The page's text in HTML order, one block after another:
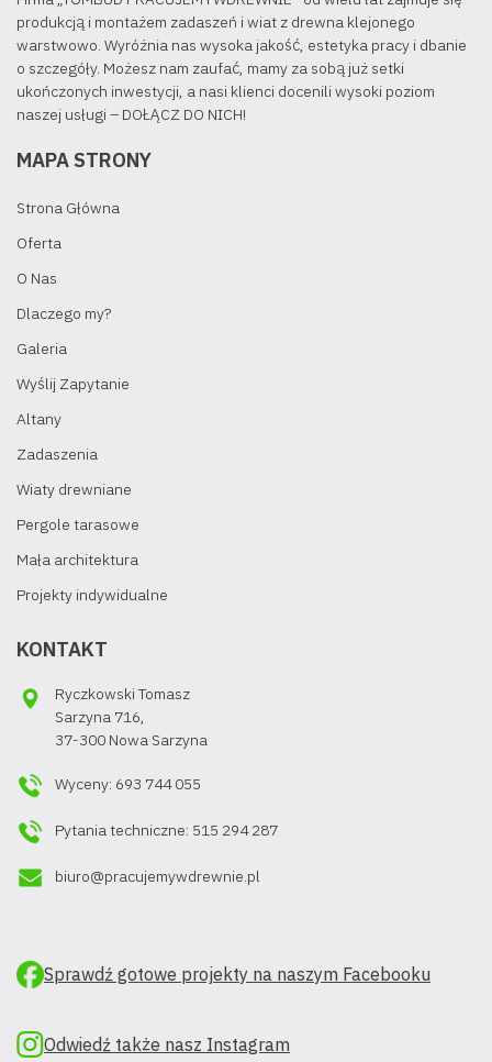
produkcją i montażem zadaszeń i wiat z drewna klejonego
warstwowo. Wyróżnia nas wysoka jakość, estetyka pracy i dbanie
o szczegóły. Możesz nam zaufać, mamy za sobą już setki
ukończonych inwestycji, a nasi klienci docenili wysoki poziom
naszej usługi – DOŁĄCZ DO NICH!
MAPA STRONY
Strona Główna
Oferta
O Nas
Dlaczego my?
Galeria
Wyślij Zapytanie
Altany
Zadaszenia
Wiaty drewniane
Pergole tarasowe
Mała architektura
Projekty indywidualne
KONTAKT
Ryczkowski Tomasz
Sarzyna 716,
37-300 Nowa Sarzyna
Wyceny: 693 744 055
Pytania techniczne: 515 294 287
biuro@pracujemywdrewnie.pl
Sprawdź gotowe projekty na naszym Facebooku
Odwiedź także nasz Instagram